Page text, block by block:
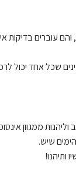
עוברים בדיקות
שכל אחד יכול
ממגוון
שיש.
ותיהנו!